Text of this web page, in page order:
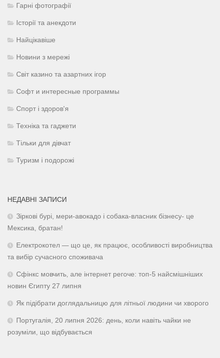
Гарні фотографії
Історії та анекдоти
Найцікавіше
Новини з мережі
Світ казино та азартних ігор
Софт и интересные программы
Спорт і здоров'я
Техніка та гаджети
Тільки для дівчат
Туризм і подорожі
НЕДАВНІ ЗАПИСИ
Зіркові бурі, мери-авокадо і собака-власник бізнесу- це
Мексика, братан!
Електрокотел — що це, як працює, особливості виробництва
та вибір сучасного споживача
Сфінкс мовчить, але інтернет регоче: топ-5 найсмішніших
новин Єгипту 27 липня
Як підібрати доглядальницю для літньої людини чи хворого
Португалія, 20 липня 2026: день, коли навіть чайки не
розуміли, що відбувається